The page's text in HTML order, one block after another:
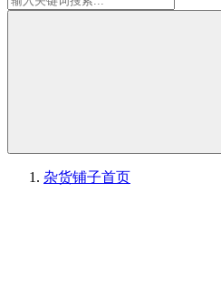
杂货铺子首页